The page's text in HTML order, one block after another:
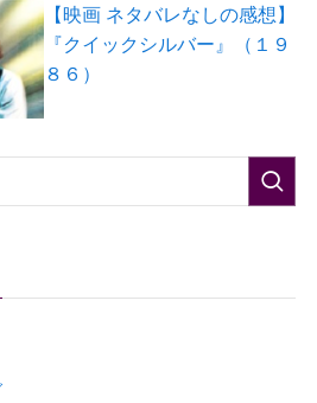
【映画 ネタバレなしの感想】
『クイックシルバー』（１９
８６）